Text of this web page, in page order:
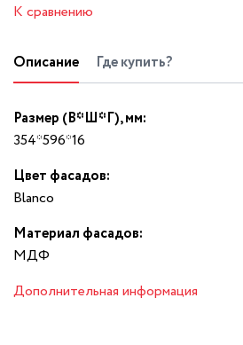
К сравнению
Описание Где купить?
Размер (В*Ш*Г), мм:
354*596*16
Цвет фасадов:
Blanco
Материал фасадов:
МДФ
Дополнительная информация